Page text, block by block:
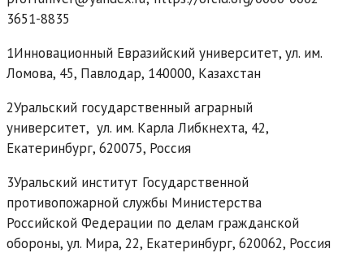
3651-8835
1Инновационный Евразийский университет, ул. им.
Ломова, 45, Павлодар, 140000, Казахстан
2Уральский государственный аграрный
университет, ул. им. Карла Либкнехта, 42,
Екатеринбург, 620075, Россия
3Уральский институт Государственной
противопожарной службы Министерства
Российской Федерации по делам гражданской
обороны, ул. Мира, 22, Екатеринбург, 620062, Россия